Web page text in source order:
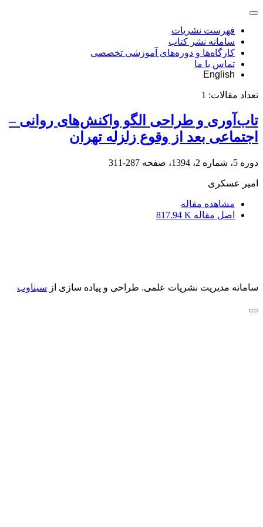
فهرست نشریات
سامانه نشر کتاب
کارگاه‌ها و دوره‌های آموزشی تخصصی
تماس با ما
English
تعداد مقالات: 1
تاب‌آوری و طراحی الگو واکنش‌های روانی –
اجتماعی بعد از وقوع زلزله تهران
دوره 5، شماره 2، 1394، صفحه 287-311
امیر عسکری
مشاهده مقاله
اصل مقاله 817.94 K
سامانه مدیریت نشریات علمی. طراحی و پیاده سازی از سیناوب